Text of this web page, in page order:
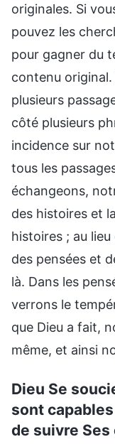
originales. Si
pouvez les
pour gagner du
contenu
plusieurs
côté plusieurs
incidence sur
tous les
échangeons,
des histoires et
histoires ; au
des pensées et
là. Dans les
verrons le
que Dieu a fait,
même, et ainsi
Dieu Se
sont
de suivre Ses